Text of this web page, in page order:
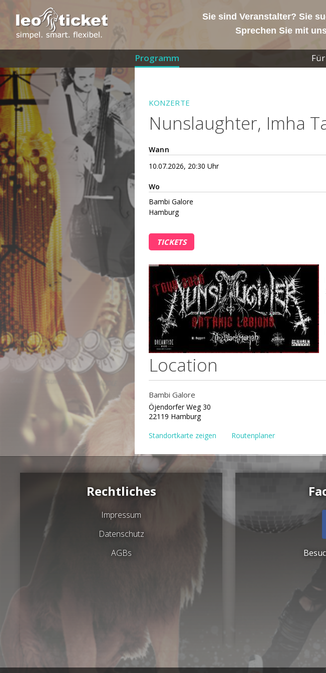
Sie sind Veranstalter? Sie
Sprechen Sie mit
Programm
KONZERTE
Nunslaughter, Imha
Wann
10.07.2026, 20:30 Uhr
Wo
Bambi Galore
Hamburg
TICKETS
Location
Bambi Galore
Öjendorfer Weg 30
22119 Hamburg
Standortkarte zeigen Routenplaner
Rechtliches
Impressum
Datenschutz
AGBs